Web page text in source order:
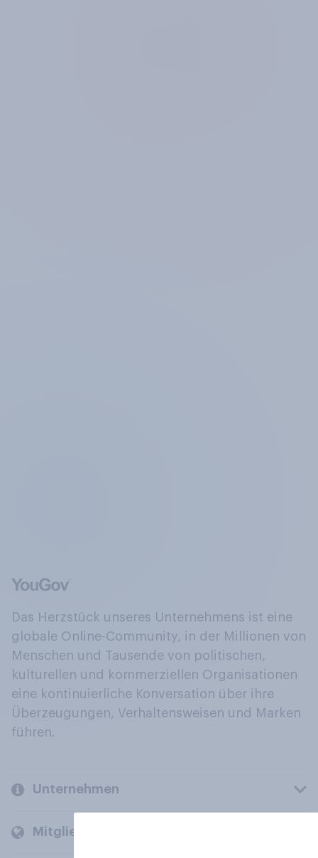
Das Herzstück unseres Unternehmens ist eine
globale Online-Community, in der Millionen von
Menschen und Tausende von politischen,
kulturellen und kommerziellen Organisationen
eine kontinuierliche Konversation über ihre
Überzeugungen, Verhaltensweisen und Marken
führen.
Unternehmen
Mitglieder und Kunden